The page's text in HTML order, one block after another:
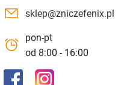
sklep@zniczefenix.pl
pon-pt
od 8:00 - 16:00